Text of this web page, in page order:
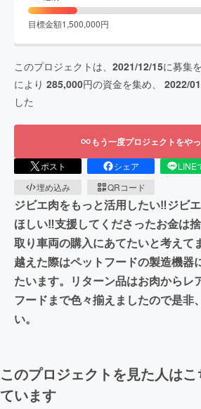
目標金額1,500,000円
このプロジェクトは、 2021/12/15に募集
により 285,000円の資金を集め、 2022/
した
もう一度プロジェクトをや
ポスト シェア LINE
埋め込み
QRコード
ジビエ肉をもっと活用したい‼ジビ
ほしい‼支援してくださったお金は
取り車両の購入にあてたいと考えて
越えた際はペットフードの製造機器
たいます。リターン品はお肉からレ
フードまで色々揃えましたので是非
い。
このプロジェクトを見た人は
ています